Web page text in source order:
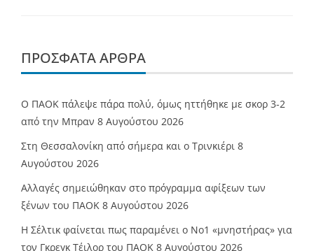
ΠΡΌΣΦΑΤΑ ΆΡΘΡΑ
Ο ΠΑΟΚ πάλεψε πάρα πολύ, όμως ηττήθηκε με σκορ 3-2
από την Μπραν 8 Αυγούστου 2026
Στη Θεσσαλονίκη από σήμερα και ο Τρινκιέρι 8
Αυγούστου 2026
Αλλαγές σημειώθηκαν στο πρόγραμμα αφίξεων των
ξένων του ΠΑΟΚ 8 Αυγούστου 2026
Η Σέλτικ φαίνεται πως παραμένει ο Νο1 «μνηστήρας» για
τον Γκρεγκ Τέιλορ του ΠΑΟΚ 8 Αυγούστου 2026